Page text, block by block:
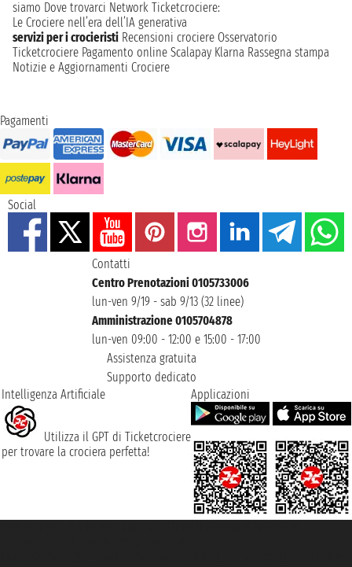
siamo Dove trovarci Network Ticketcrociere:
Le Crociere nell’era dell’IA generativa
servizi per i crocieristi Recensioni crociere Osservatorio
Ticketcrociere Pagamento online Scalapay Klarna Rassegna stampa
Notizie e Aggiornamenti Crociere
Pagamenti
Social
Contatti
Centro Prenotazioni 0105733006
lun-ven 9/19 - sab 9/13 (32 linee)
Amministrazione 0105704878
lun-ven 09:00 - 12:00 e 15:00 - 17:00
Assistenza gratuita
Supporto dedicato
Intelligenza Artificiale
Utilizza il GPT di Ticketcrociere
per trovare la crociera perfetta!
Applicazioni